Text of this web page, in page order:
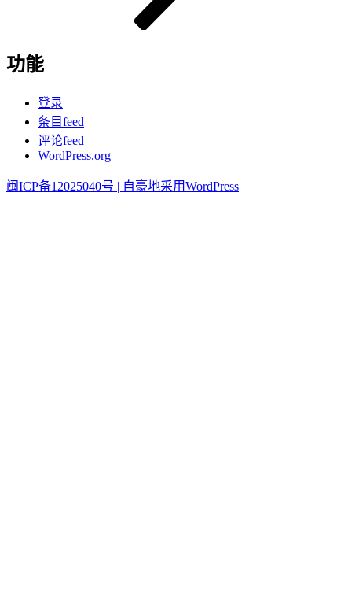
功能
登录
条目feed
评论feed
WordPress.org
闽ICP备12025040号 | 自豪地采用WordPress